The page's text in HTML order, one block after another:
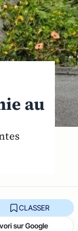
au
CLASSER
sur Google